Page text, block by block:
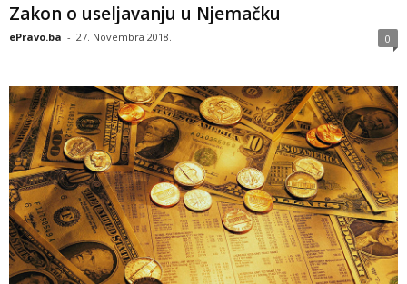
Zakon o useljavanju u Njemačku
ePravo.ba - 27. Novembra 2018. 0